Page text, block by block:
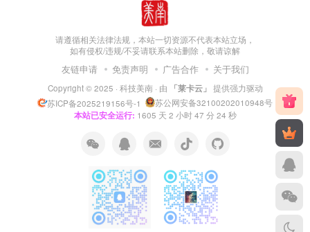
请遵循相关法律法规，本站一切资源不代表本站立场，
如有侵权/违规/不妥请联系本站删除，敬请谅解
友链申请 免责声明 广告合作 关于我们
Copyright © 2025 · 科技美南 · 由 「莱卡云」 提供强力驱动
苏ICP备2025219156号-1
苏公网安备32100202010948号
本站已安全运行: 1605 天 2 小时47 分 25 秒